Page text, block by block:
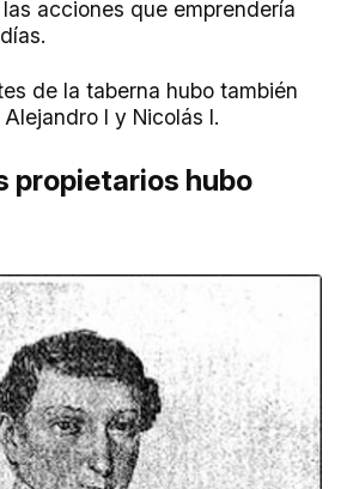
acciones que emprendería
de la taberna hubo también
I y Nicolás I.
propietarios hubo